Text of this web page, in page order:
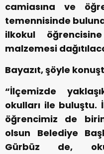
camiasına ve
temennisinde
ilkokul
malzemesi
Bayazıt, şöyle
“İlçemizde
okulları ile buluştu.
öğrencimiz de
olsun Belediye
Gürbüz de,